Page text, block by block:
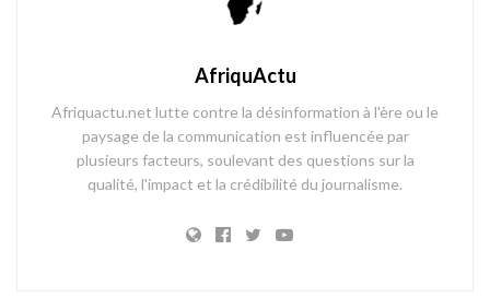
AfriquActu
Afriquactu.net lutte contre la désinformation à l'ère ou le
paysage de la communication est influencée par
plusieurs facteurs, soulevant des questions sur la
qualité, l'impact et la crédibilité du journalisme.